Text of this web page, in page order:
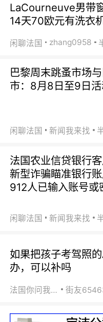
LaCourneuve男带
14天70欧元有洗衣
闲聊法国 zhang0958
巴黎周末跳蚤市场
市：8月8日至9日
闲聊法国 新闻我来找
法国农业信贷银行客
新型诈骗瞄准银行账
912人已输入账号或
闲聊法国 新闻我来找
如果把孩子考驾照
办，可以补吗
法国你问我答